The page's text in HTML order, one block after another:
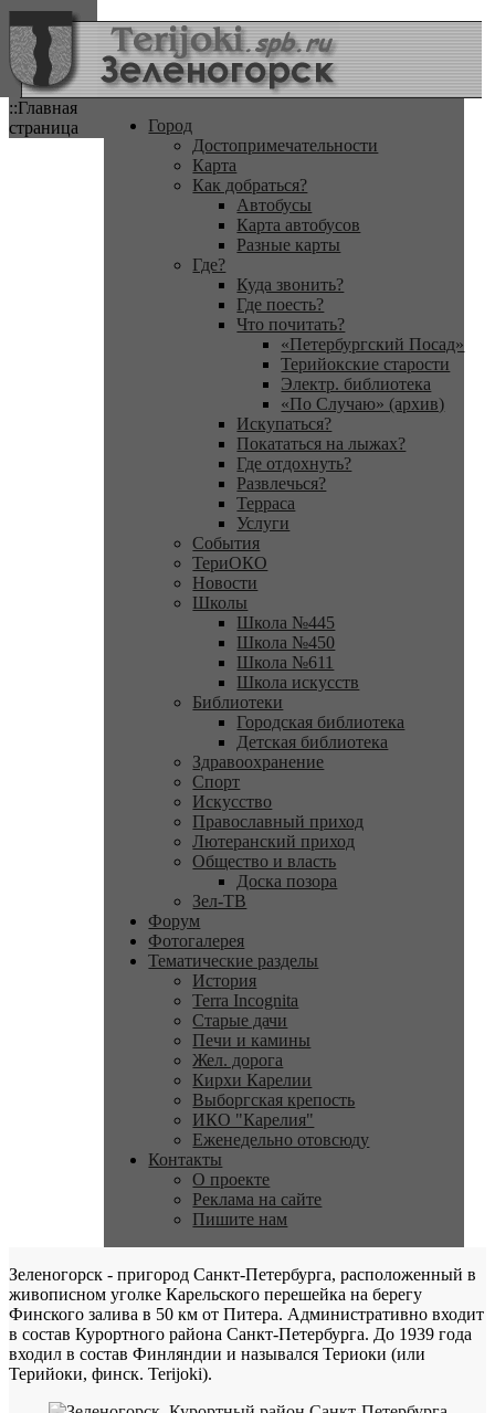
::Главная
страница
Город
Достопримечательности
Карта
Как добраться?
Автобусы
Карта автобусов
Разные карты
Где?
Куда звонить?
Где поесть?
Что почитать?
«Петербургский Посад»
Терийокские старости
Электр. библиотека
«По Случаю» (архив)
Искупаться?
Покататься на лыжах?
Где отдохнуть?
Развлечься?
Терраса
Услуги
События
ТериОКО
Новости
Школы
Школа №445
Школа №450
Школа №611
Школа искусств
Библиотеки
Городская библиотека
Детская библиотека
Здравоохранение
Спорт
Искусство
Православный приход
Лютеранский приход
Общество и власть
Доска позора
Зел-ТВ
Форум
Фотогалерея
Тематические разделы
История
Terra Incognita
Старые дачи
Печи и камины
Жел. дорога
Кирхи Карелии
Выборгская крепость
ИКО "Карелия"
Еженедельно отовсюду
Контакты
О проекте
Реклама на сайте
Пишите нам
Зеленогорск - пригород Санкт-Петербурга, расположенный в
живописном уголке Карельского перешейка на берегу
Финского залива в 50 км от Питера. Административно входит
в состав Курортного района Санкт-Петербурга. До 1939 года
входил в состав Финляндии и назывался Териоки (или
Терийоки, финск. Terijoki).